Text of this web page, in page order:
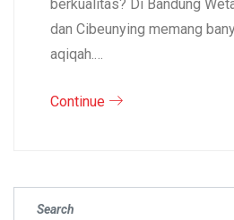
berkualitas? Di Bandung
dan Cibeunying memang
aqiqah.…
Continue